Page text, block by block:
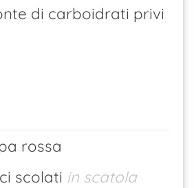
di carboidrati privi
rossa
scolati in scatola